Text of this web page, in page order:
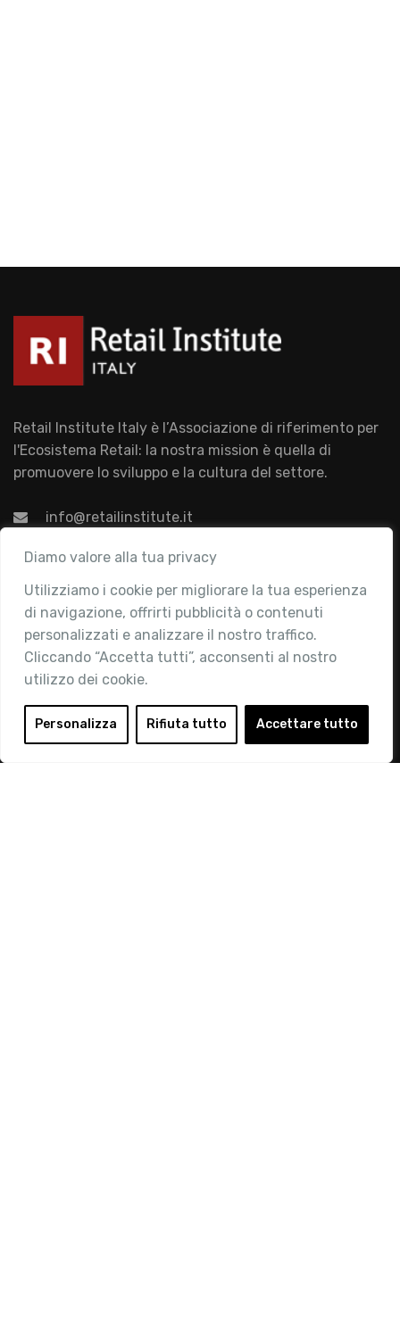
Diamo valore alla tua privacy
Utilizziamo i cookie per migliorare la tua esperienza
di navigazione, offrirti pubblicità o contenuti
personalizzati e analizzare il nostro traffico.
Cliccando “Accetta tutti”, acconsenti al nostro
utilizzo dei cookie.
Personalizza Rifiuta tutto Accettare tutto
Retail Institute Italy è l’Associazione di riferimento per
l'Ecosistema Retail: la nostra mission è quella di
promuovere lo sviluppo e la cultura del settore.
info@retailinstitute.it
Associazione
Chi siamo
Attività
Contatti
Area Riservata
Login
Diventa Socio